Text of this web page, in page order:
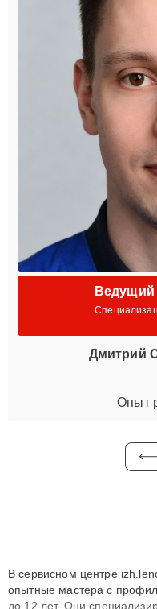
Ведущий
Дмитрий
Опыт
В сервисном центре
опытные мастера с
до 12 лет. Они